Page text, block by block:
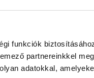
funkciók
partnereinkkel
adatokkal,